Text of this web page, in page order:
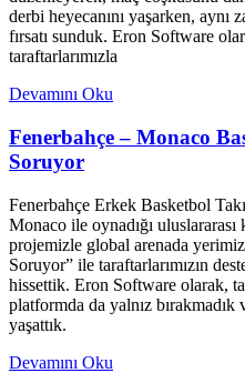
derbi heyecanını yaşarken, aynı
fırsatı sunduk. Eron Software
taraftarlarımızla
Devamını Oku
Fenerbahçe – Monaco
Soruyor
Fenerbahçe Erkek Basketbol
Monaco ile oynadığı
projemizle global arenada
Soruyor” ile taraftarlarımızın
hissettik. Eron Software olarak,
platformda da yalnız
yaşattık.
Devamını Oku